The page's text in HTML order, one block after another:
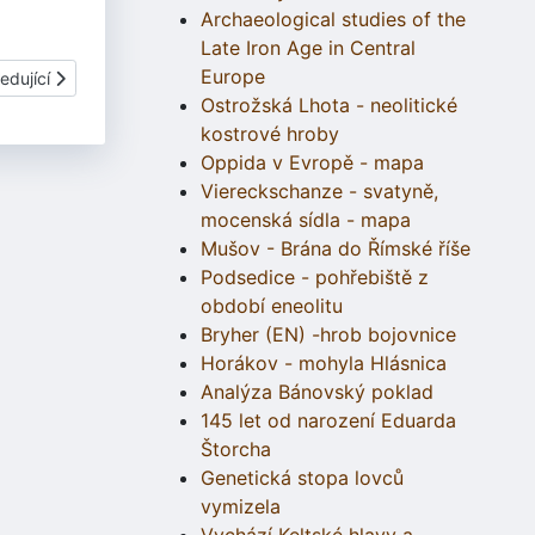
článek: Keltská svatba a jiné vzpomínky
Archaeological studies of the
Late Iron Age in Central
Europe
Ostrožská Lhota - neolitické
kostrové hroby
Oppida v Evropě - mapa
Viereckschanze - svatyně,
mocenská sídla - mapa
Mušov - Brána do Římské říše
Podsedice - pohřebiště z
období eneolitu
Bryher (EN) -hrob bojovnice
Horákov - mohyla Hlásnica
Analýza Bánovský poklad
145 let od narození Eduarda
Štorcha
Genetická stopa lovců
vymizela